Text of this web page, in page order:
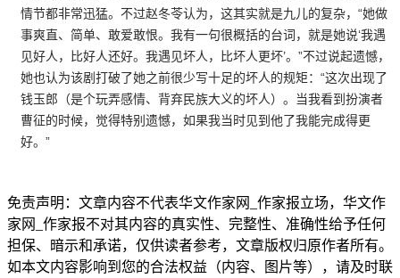
情节都非常迅猛。不过赵冬苓认为，这其实就是九儿的复杂，“她做
事爽直、简单、敢爱敢恨。我有一句很概括的台词，就是她说‘我遇
见好人，比好人还好。我遇见坏人，比坏人更坏’。”不过说起遗憾，
她也认为该剧打破了她之前很少写十足的坏人的规矩：“这次出现了
钱玉郎（是个玩弄感情、背弃民族大义的坏人）。当我看到扮演者
曹征的时候，觉得特别遗憾，如果我当时见到他了我能完成得更
好。”
免责声明：文章内容不代表华文作家网_作家报立场，华文作
家网_作家报不对其内容的真实性、完整性、准确性给予任何
担保、暗示和承诺，仅供读者参考，文章版权归原作者所有。
如本文内容影响到您的合法权益（内容、图片等），请及时联